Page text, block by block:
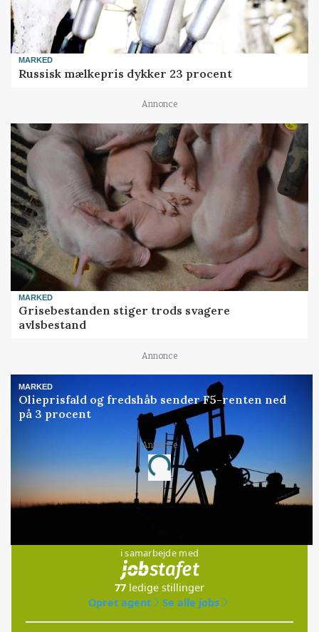
MARKED
Russisk mælkepris dykker 23 procent
Annonce
MARKED
Grisebestanden stiger trods svagere
avlsbestand
Annonce
MARKED
Olieprisfald og fredshåb sender F5-renten ned
på 3 procent
Annonce
Loading...
i samarbejde med
77 ledige stillinger
Opret agent
Se alle jobs